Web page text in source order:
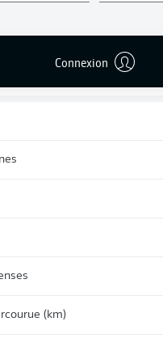
Connexion
0 0
(km)